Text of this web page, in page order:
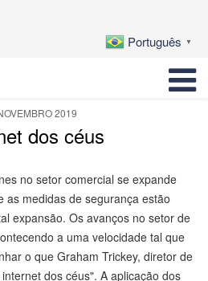
Português ▼
2019
dos céus
no setor comercial se expande
as medidas de segurança estão
expansão. Os avanços no setor de
a uma velocidade tal que
o que Graham Trickey, diretor de
dos céus". A aplicação dos